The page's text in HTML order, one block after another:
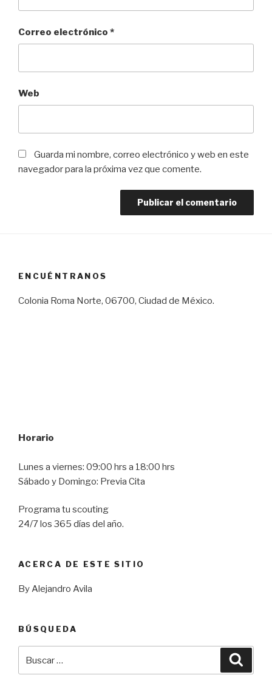
Correo electrónico *
Web
Guarda mi nombre, correo electrónico y web en este
navegador para la próxima vez que comente.
ENCUÉNTRANOS
Colonia Roma Norte, 06700, Ciudad de México.
Horario
Lunes a viernes: 09:00 hrs a 18:00 hrs
Sábado y Domingo: Previa Cita
Programa tu scouting
24/7 los 365 días del año.
ACERCA DE ESTE SITIO
By Alejandro Avila
BÚSQUEDA
por: